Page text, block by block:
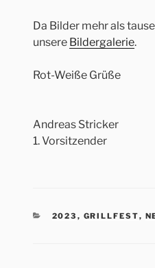
Da Bilder mehr als
unsere Bildergalerie.
Rot-Weiße Grüße
Andreas Stricker
1. Vorsitzender
KATEGORIEN
2023 , GRILLFEST,